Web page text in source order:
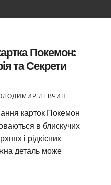
Покемон:
та Секрети
ЛЕВЧИН
карток Покемон
в блискучих
і рідкісних
деталь може